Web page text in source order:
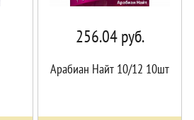
256.04руб.
Арабиан Найт 10/12 10шт